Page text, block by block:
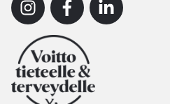
InstagramFacebookLinkedin